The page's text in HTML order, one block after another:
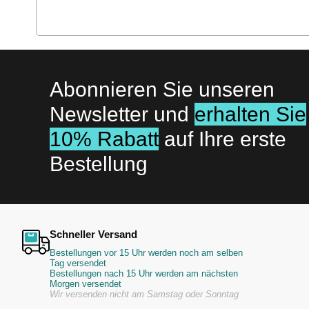
Abonnieren Sie unseren
Newsletter und erhalten Sie
10% Rabatt auf Ihre erste
Bestellung
Schneller Versand
Bestellungen vor 15 Uhr werden noch am selben
Tag versendet
Bestellungen nach 15 Uhr werden am nächsten
Morgen versendet
Wir versenden nicht am Samstag oder Sonntag